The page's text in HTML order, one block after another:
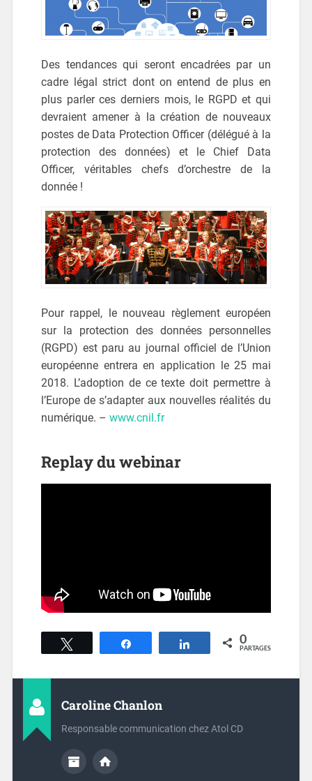
Des tendances qui seront encadrées par un
cadre légal strict dont on entend de plus en
plus parler ces derniers mois, le RGPD et qui
devraient amener à la création de nouveaux
postes de Data Protection Officer (délégué à la
protection des données) et le Chief Data
Officer, véritables chefs d’orchestre de la
donnée !
Pour rappel, le nouveau règlement européen
sur la protection des données personnelles
(RGPD) est paru au journal officiel de l’Union
européenne entrera en application le 25 mai
2018. L’adoption de ce texte doit permettre à
l’Europe de s’adapter aux nouvelles réalités du
numérique. –www.cnil.fr
Replay du webinar
Partagez 0
PARTAGES
Caroline Chanlon
Responsable communication chez Atol CD